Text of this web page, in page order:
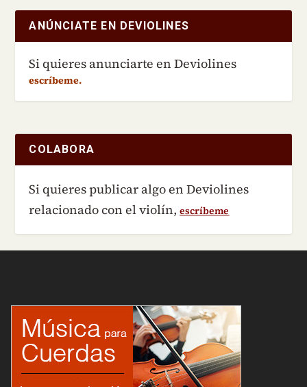
ANÚNCIATE EN DEVIOLINES
Si quieres anunciarte en Deviolines
escríbeme.
COLABORA
Si quieres publicar algo en Deviolines
relacionado con el violín,escríbeme